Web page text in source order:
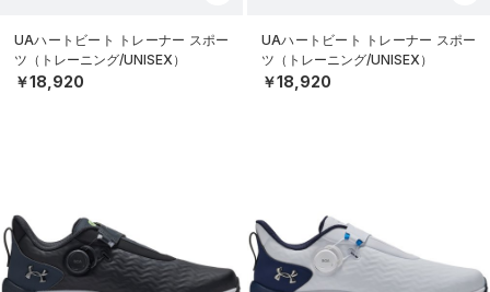
UAハートビート トレーナー スポー
ツ（トレーニング/UNISEX）
￥18,920
UAハートビート トレーナー スポー
ツ（トレーニング/UNISEX）
￥18,920